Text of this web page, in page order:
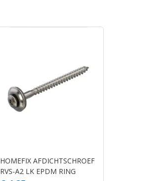
HOMEFIX AFDICHTSCHROEF
RVS-A2 LK EPDM RING